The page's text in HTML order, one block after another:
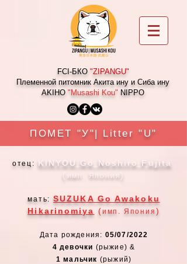
FCI-БКО "ZIPANGU"
Племенной питомник Акита ину и Сиба ину
AKIHO "Musashi Kou" NIPPO
ПОМЕТ "У"| Litter "U"
отец: KINYOU Go Noshiro Fujita
( имп. Япония )
мать:SUZUKA Go Awakoku
Hikarinomiya (имп. Япония )
Дата рождения: 05/07/2022
4 девочки (рыжие) &
1 мальчик (рыжий)